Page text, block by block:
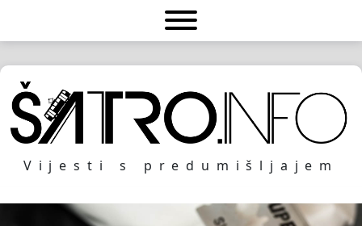
Vijesti s predumišljajem